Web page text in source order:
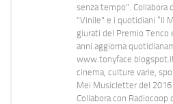
senza tempo". Collabora
"Vinile" e i quotidiani “Il
giurati del Premio Tenco
anni aggiorna
cinema, culture varie,
Mei Musicletter del
Collabora con Radiocoop